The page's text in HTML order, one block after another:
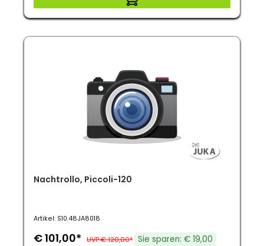
Nachtrollo, Piccoli-120
Artikel: S10.48JA8018
€ 101,00* UVP € 120,00* Sie sparen: € 19,00